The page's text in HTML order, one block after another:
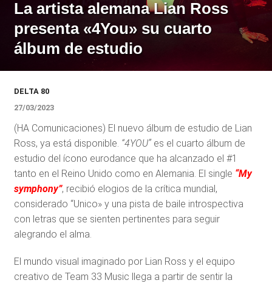
La artista alemana Lian Ross
presenta «4You» su cuarto
álbum de estudio
DELTA 80
27/03/2023
(HA Comunicaciones) El nuevo álbum de estudio de Lian
Ross, ya está disponible. “4YOU”es el cuarto álbum de
estudio del ícono eurodance que ha alcanzado el #1
tanto en el Reino Unido como en Alemania. El single “My
symphony”, recibió elogios de la crítica mundial,
considerado “Unico» y una pista de baile introspectiva
con letras que se sienten pertinentes para seguir
alegrando el alma.
El mundo visual imaginado por Lian Ross y el equipo
creativo de Team 33 Music llega a partir de sentir la